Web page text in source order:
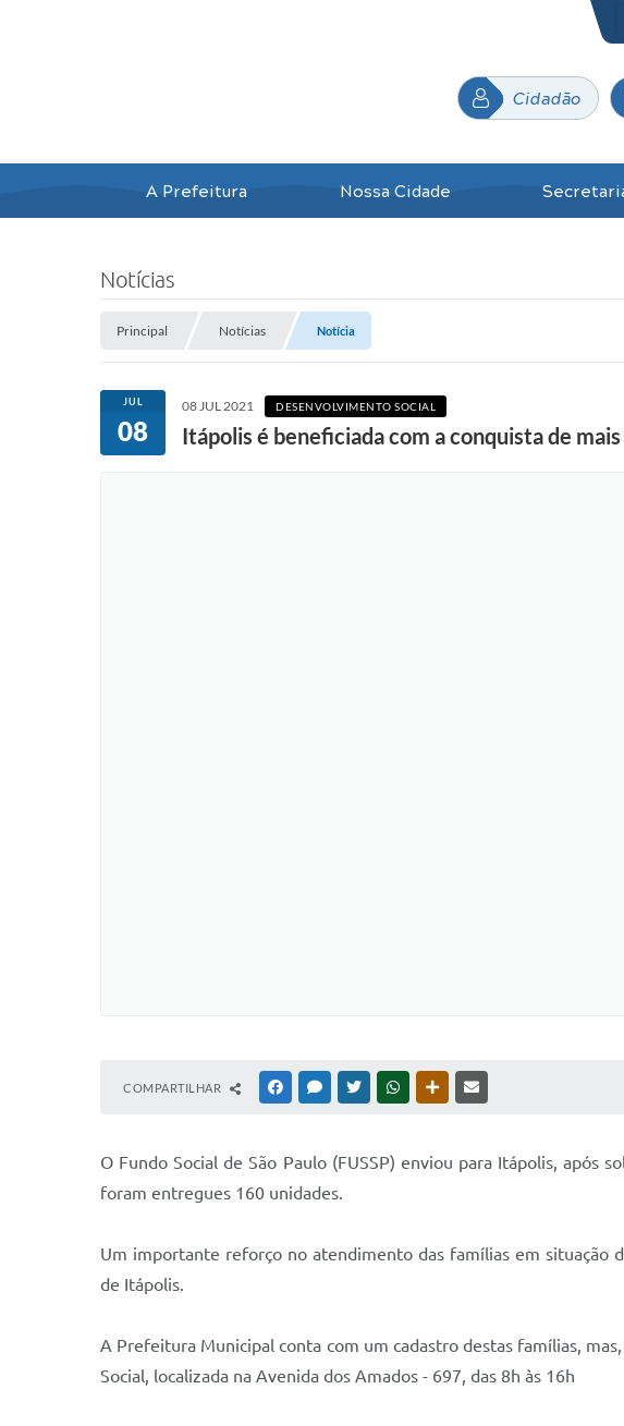
Cidadão
A Prefeitura Nossa Cidade
Notícias
Principal Notícias Notícia
JUL
08
08 JUL 2021 DESENVOLVIMENTO SOCIAL
Itápolis é beneficiada com a conquista de
COMPARTILHAR FACEBOOKMESSENGER
TWITTERWHATSAPPOUTRAS MÍDIAS
O Fundo Social de São Paulo (FUSSP) enviou para Itápolis, após
foram entregues 160 unidades.
Um importante reforço no atendimento das famílias em situação
de Itápolis.
A Prefeitura Municipal conta com um cadastro destas famílias,
Social, localizada na Avenida dos Amados - 697, das 8h às 16h